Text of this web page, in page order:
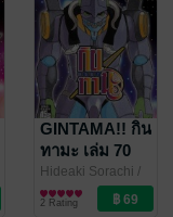
GINTAMA!! กิน
ทามะ เล่ม 70
Hideaki Sorachi /
Siam Inter Comics
การ์ตูนทั่วไป
2 Rating